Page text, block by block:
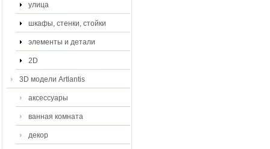
улица
шкафы, стенки, стойки
элементы и детали
2D
3D модели Artlantis
аксессуары
ванная комната
декор